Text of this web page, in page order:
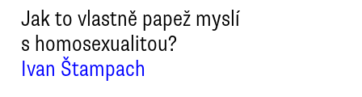
Jak to vlastně papež myslí
s homosexualitou?
Ivan Štampach